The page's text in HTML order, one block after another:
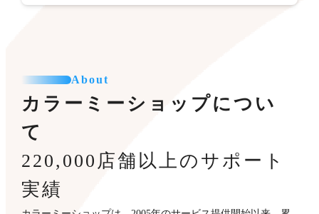
About
カラーミーショップについ
て
220,000店舗以上のサポート
実績